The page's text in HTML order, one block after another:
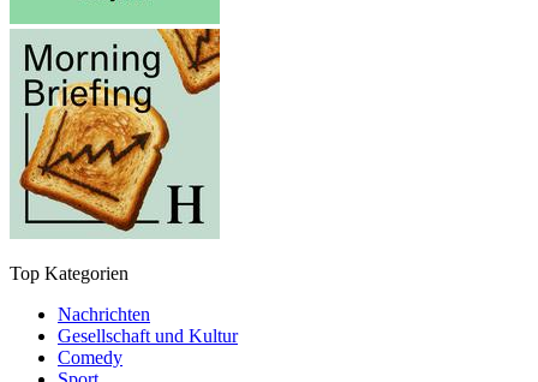
Top Kategorien
Nachrichten
Gesellschaft und Kultur
Comedy